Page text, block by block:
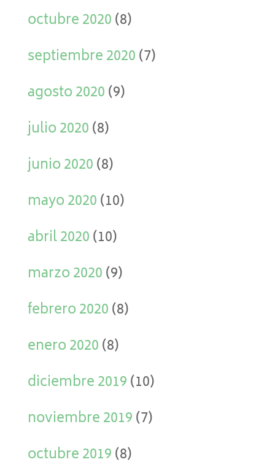
octubre 2020(8)
septiembre 2020(7)
agosto 2020(9)
julio 2020(8)
junio 2020(8)
mayo 2020(10)
abril 2020(10)
marzo 2020(9)
febrero 2020(8)
enero 2020(8)
diciembre 2019(10)
noviembre 2019(7)
octubre 2019(8)